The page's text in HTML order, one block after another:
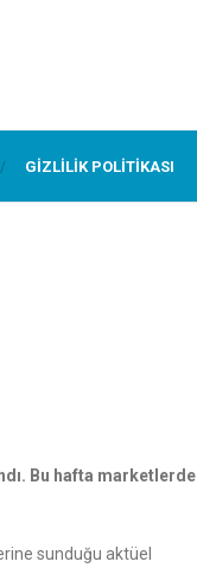
GIZLILIK POLITIKASI
Bu hafta marketlerde
sunduğu aktüel